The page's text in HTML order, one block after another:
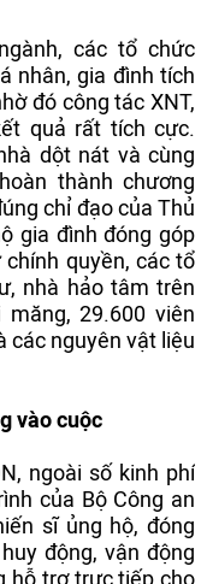
các tổ chức
nhân, gia đình tích
đó công tác XNT,
quả rất tích cực.
dột nát và cùng
thành chương
chỉ đạo của Thủ
gia đình đóng góp
quyền, các tổ
nhà hảo tâm trên
29.600 viên
các nguyên vật liệu
vào cuộc
ngoài số kinh phí
của Bộ Công an
sĩ ủng hộ, đóng
động, vận động
hỗ trợ trực tiếp cho